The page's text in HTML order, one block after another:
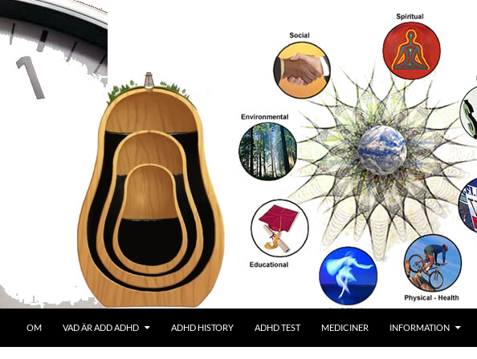
OM VAD ÄR ADD ADHD ADHD HISTORY ADHD TEST MEDICINER INFORMATION